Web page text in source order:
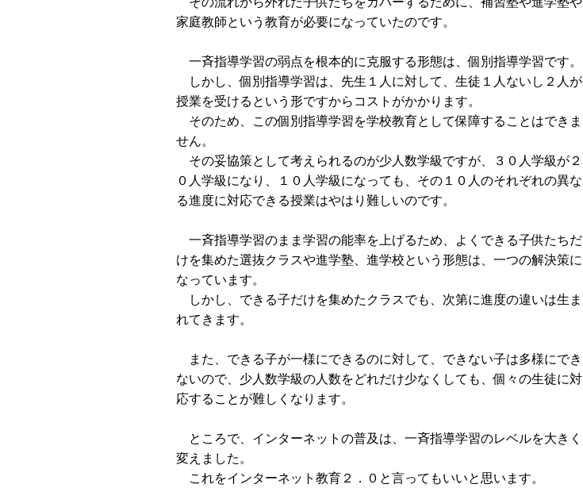
家庭教師という教育が必要になっていたのです。
一斉指導学習の弱点を根本的に克服する形態は、個別指導学習です。
しかし、個別指導学習は、先生１人に対して、生徒１人ないし２人が
授業を受けるという形ですからコストがかかります。
そのため、この個別指導学習を学校教育として保障することはできま
せん。
その妥協策として考えられるのが少人数学級ですが、３０人学級が２
０人学級になり、１０人学級になっても、その１０人のそれぞれの異な
る進度に対応できる授業はやはり難しいのです。
一斉指導学習のまま学習の能率を上げるため、よくできる子供たちだ
けを集めた選抜クラスや進学塾、進学校という形態は、一つの解決策に
なっています。
しかし、できる子だけを集めたクラスでも、次第に進度の違いは生ま
れてきます。
また、できる子が一様にできるのに対して、できない子は多様にでき
ないので、少人数学級の人数をどれだけ少なくしても、個々の生徒に対
応することが難しくなります。
ところで、インターネットの普及は、一斉指導学習のレベルを大きく
変えました。
これをインターネット教育２．０と言ってもいいと思います。